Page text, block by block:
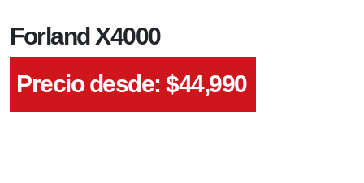
Forland X4000
Precio desde: $44,990